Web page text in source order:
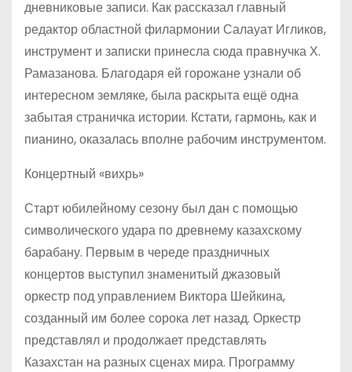
дневниковые записи. Как рассказал главный
редактор областной филармонии Салауат Игликов,
инструмент и записки принесла сюда правнучка Х.
Рамазанова. Благодаря ей горожане узнали об
интересном земляке, была раскрыта ещё одна
забытая страничка истории. Кстати, гармонь, как и
пианино, оказалась вполне рабочим инструментом.
Концертный «вихрь»
Старт юбилейному сезону был дан с помощью
символического удара по древнему казахскому
барабану. Первым в череде праздничных
концертов выступил знаменитый джазовый
оркестр под управлением Виктора Шейкина,
созданный им более сорока лет назад. Оркестр
представлял и продолжает представлять
Казахстан на разных сценах мира. Программу